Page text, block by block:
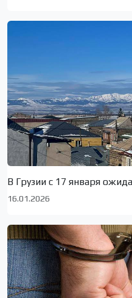
В Грузии с 17 января
16.01.2026